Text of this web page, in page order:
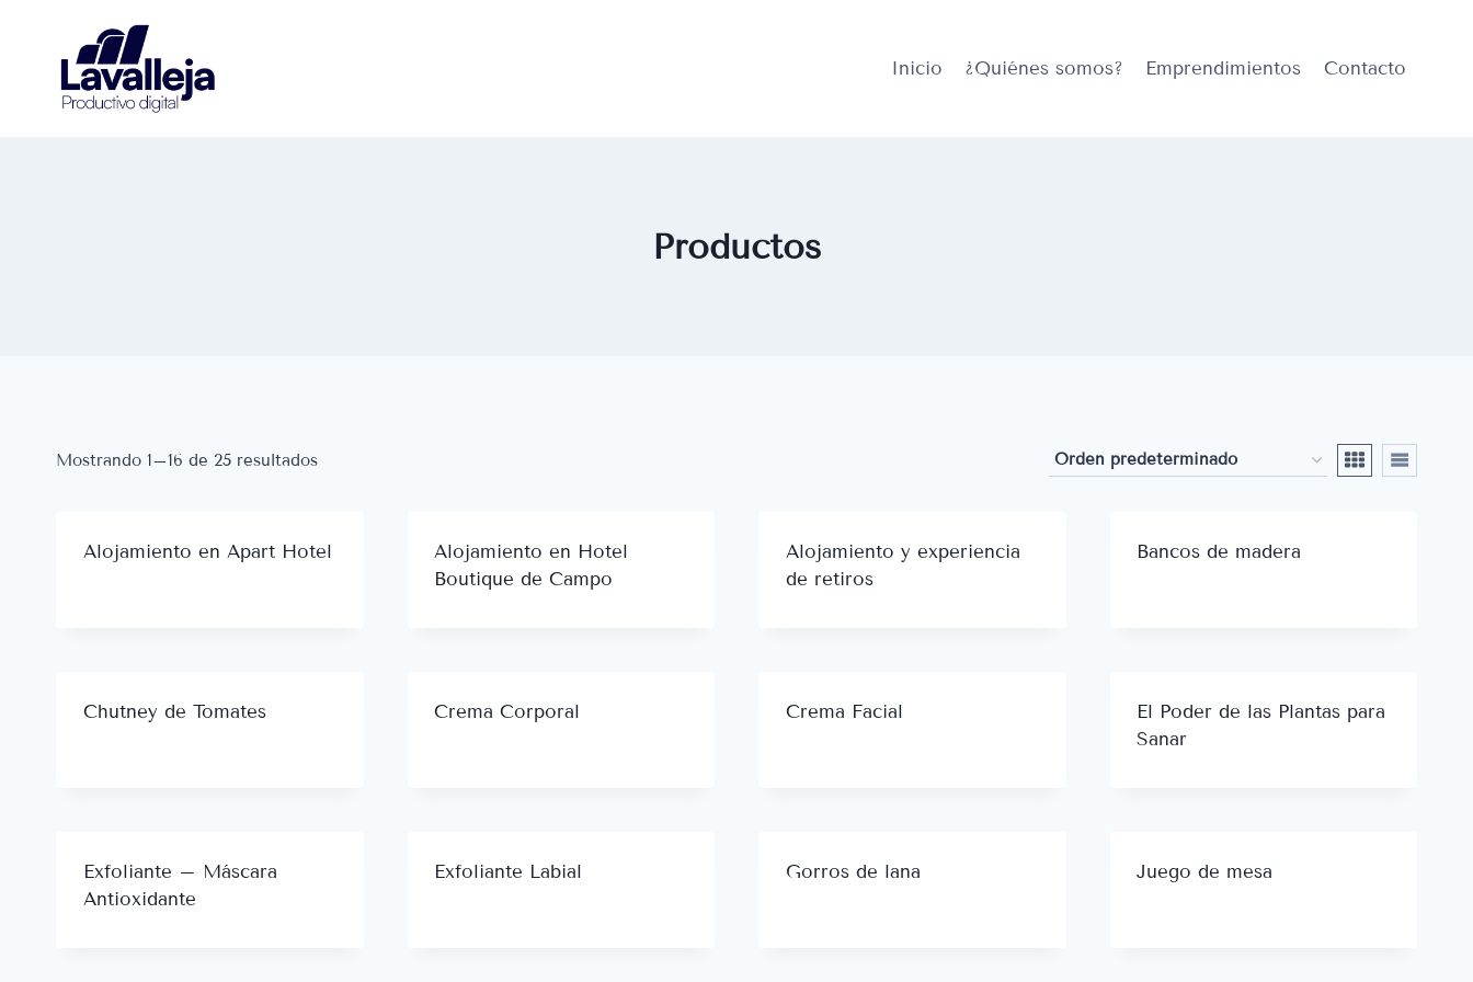
contenido
Inicio ¿Quiénes somos? Emprendimientos Contacto
Productos
Mostrando 1–16 de 25 resultados
Alojamiento en Apart Hotel
Alojamiento en Hotel
Boutique de Campo
Alojamiento y experiencia
de retiros
Bancos de madera
Chutney de Tomates Crema Corporal Crema Facial
El Poder de las Plantas para
Sanar
Exfoliante – Máscara
Antioxidante
Exfoliante Labial Gorros de lana Juego de mesa